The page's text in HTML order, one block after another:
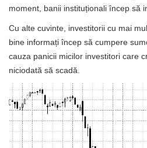
moment, banii instituționali încep să
Cu alte cuvinte, investitorii cu mai
bine informați încep să cumpere
cauza panicii micilor investitori care
niciodată să scadă.